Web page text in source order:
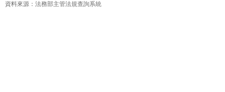
資料來源：法務部主管法規查詢系統